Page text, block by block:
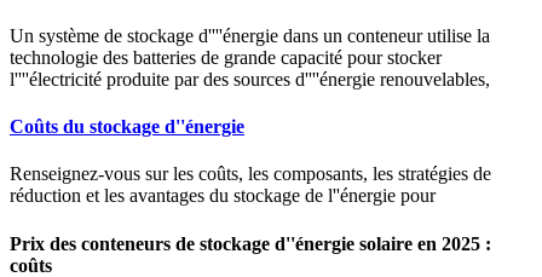
Un système de stockage d''''énergie dans un conteneur utilise la
technologie des batteries de grande capacité pour stocker
l''''électricité produite par des sources d''''énergie renouvelables,
Coûts du stockage d''énergie
Renseignez-vous sur les coûts, les composants, les stratégies de
réduction et les avantages du stockage de l''énergie pour
Prix des conteneurs de stockage d''énergie solaire en 2025 :
coûts